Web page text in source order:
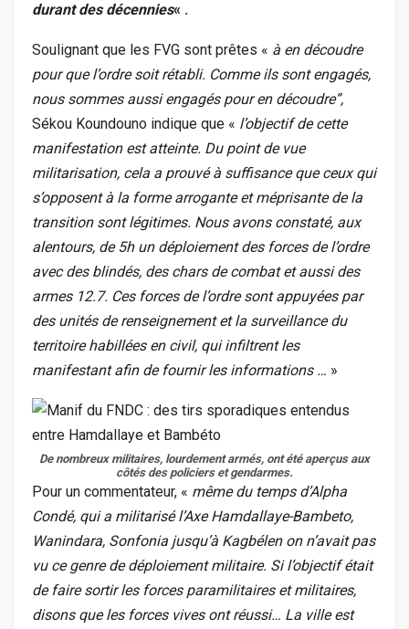
durant des décennies« .
Soulignant que les FVG sont prêtes « à en découdre
pour que l’ordre soit rétabli. Comme ils sont engagés,
nous sommes aussi engagés pour en découdre”,
Sékou Koundouno indique que « l’objectif de cette
manifestation est atteinte. Du point de vue
militarisation, cela a prouvé à suffisance que ceux qui
s’opposent à la forme arrogante et méprisante de la
transition sont légitimes. Nous avons constaté, aux
alentours, de 5h un déploiement des forces de l’ordre
avec des blindés, des chars de combat et aussi des
armes 12.7. Ces forces de l’ordre sont appuyées par
des unités de renseignement et la surveillance du
territoire habillées en civil, qui infiltrent les
manifestant afin de fournir les informations … »
De nombreux militaires, lourdement armés, ont été aperçus aux
côtés des policiers et gendarmes.
Pour un commentateur, « même du temps d’Alpha
Condé, qui a militarisé l’Axe Hamdallaye-Bambeto,
Wanindara, Sonfonia jusqu’à Kagbélen on n’avait pas
vu ce genre de déploiement militaire. Si l’objectif était
de faire sortir les forces paramilitaires et militaires,
disons que les forces vives ont réussi… La ville est